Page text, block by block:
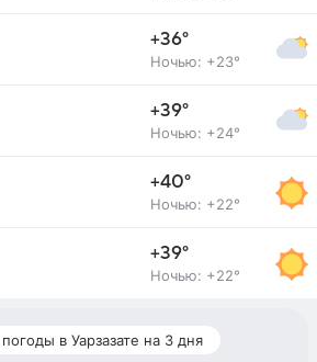
+36°
Ночью: +23°
+39°
Ночью: +24°
+40°
Ночью: +22°
+39°
Ночью: +22°
в Уарзазате на 3 дня